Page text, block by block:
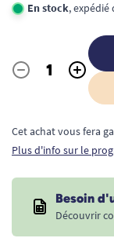
En stock, expédié
Quantité
- +
Cet achat vous fera
Plus d'info sur le
Besoin
Découvrir